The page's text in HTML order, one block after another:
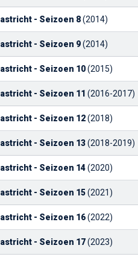
- Seizoen 8(2014)
- Seizoen 9(2014)
- Seizoen 10(2015)
- Seizoen 11 (2016-2017)
- Seizoen 12(2018)
- Seizoen 13(2018-2019)
- Seizoen 14(2020)
- Seizoen 15(2021)
- Seizoen 16(2022)
- Seizoen 17(2023)